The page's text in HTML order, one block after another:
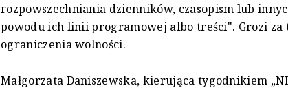
rozpowszechniania dzienników, czasopism lub
powodu ich linii programowej albo treści". Grozi za
ograniczenia wolności.
Małgorzata Daniszewska, kierująca tygodnikiem